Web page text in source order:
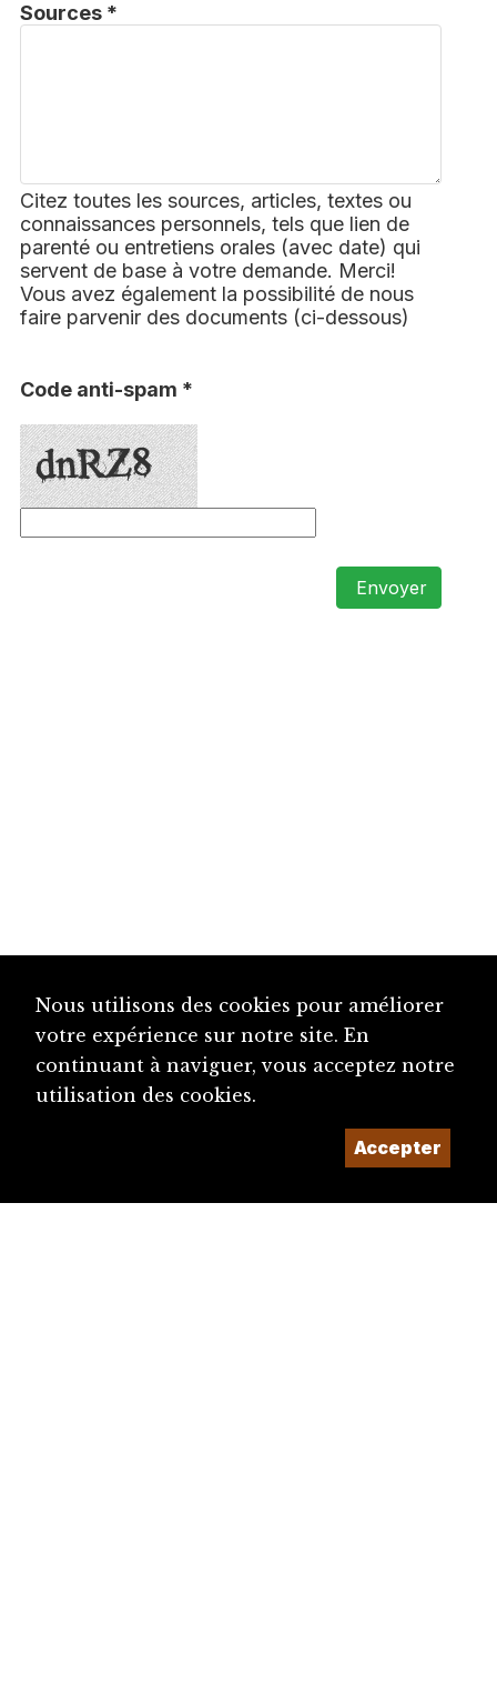
Sources *
Citez toutes les sources, articles, textes ou
connaissances personnels, tels que lien de
parenté ou entretiens orales (avec date) qui
servent de base à votre demande. Merci!
Vous avez également la possibilité de nous
faire parvenir des documents (ci-dessous)
Code anti-spam *
Envoyer
Nous utilisons des cookies pour améliorer
votre expérience sur notre site. En
continuant à naviguer, vous acceptez notre
utilisation des cookies.
Accepter